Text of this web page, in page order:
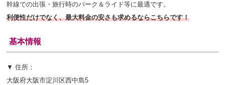
幹線での出張・旅行時のパーク＆ライド等に最適です。
利便性だけでなく、最大料金の安さも求めるならこちらです！
基本情報
▼ 住所：
大阪府大阪市淀川区西中島5